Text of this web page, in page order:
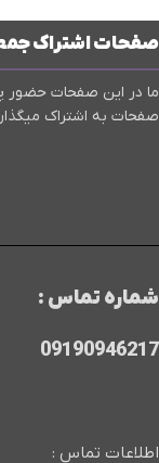
صفحات اشتراک
ما در این صفحات حضور
صفحات به اشتراک
شماره تماس :
09190946217
اطلاعات تماس :